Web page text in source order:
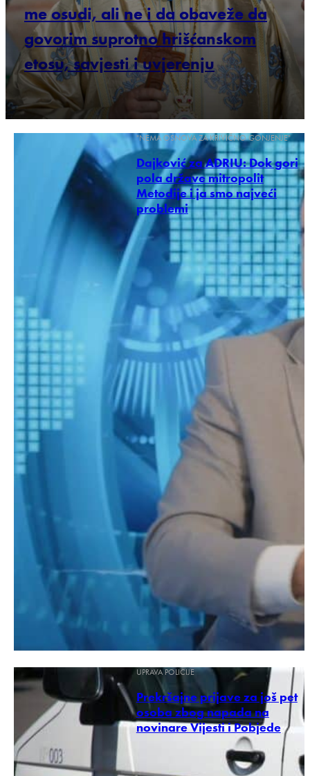
me osudi, ali ne i da obaveže da
govorim suprotno hrišćanskom
etosu, savjesti i uvjerenju
"NEMA OSNOVA ZA KRIVIČNO GONJENJE"
Dajković za ADRIU: Dok gori
pola države mitropolit
Metodije i ja smo najveći
problemi
UPRAVA POLICIJE
Prekršajne prijave za još pet
osoba zbog napada na
novinare Vijesti i Pobjede